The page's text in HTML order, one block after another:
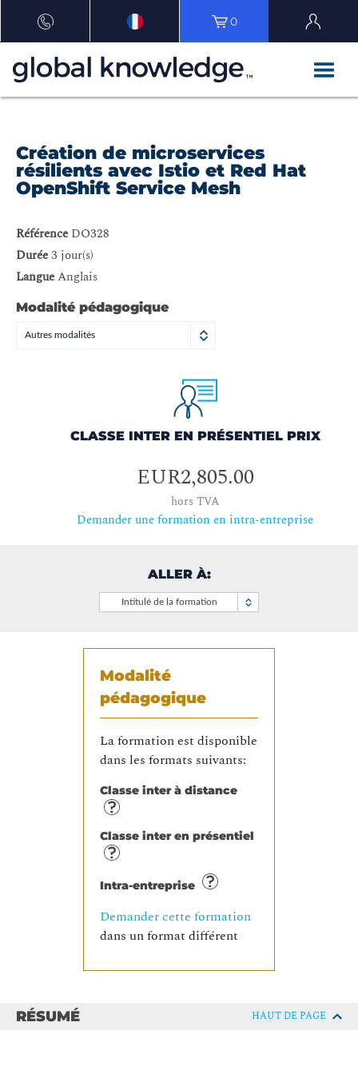
0
Création de microservices
résilients avec Istio et Red Hat
OpenShift Service Mesh
Référence DO328
Durée3 jour(s)
LangueAnglais
Modalité pédagogique
Autres modalités
CLASSE INTER EN PRÉSENTIEL PRIX
EUR2,805.00
hors TVA
Demander une formation en intra-entreprise
ALLER À:
Intitulé de la formation
Modalité
pédagogique
La formation est disponible
dans les formats suivants:
Classe inter à distance
Classe inter en présentiel
Intra-entreprise
Demander cette formation
dans un format différent
RÉSUMÉ HAUT DE PAGE